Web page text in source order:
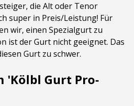
die Alt oder Tenor
super in Preis/Leistung! Für
wir, einen Spezialgurt zu
ist der Gurt nicht geeignet. Das
Gurt zu schwer.
'Kölbl Gurt Pro-